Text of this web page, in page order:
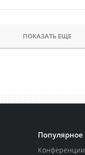
ПОКАЗАТЬ ЕЩЕ
Популярное
Конференции